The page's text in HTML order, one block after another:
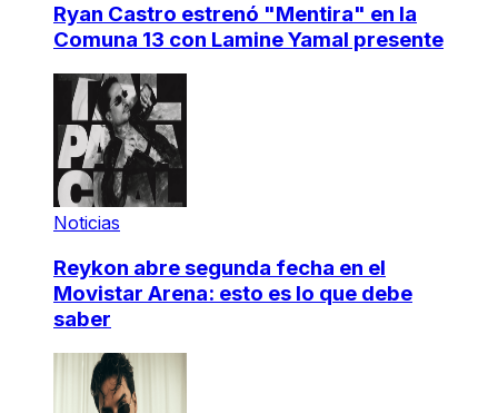
Ryan Castro estrenó "Mentira" en la
Comuna 13 con Lamine Yamal presente
Noticias
Reykon abre segunda fecha en el
Movistar Arena: esto es lo que debe
saber